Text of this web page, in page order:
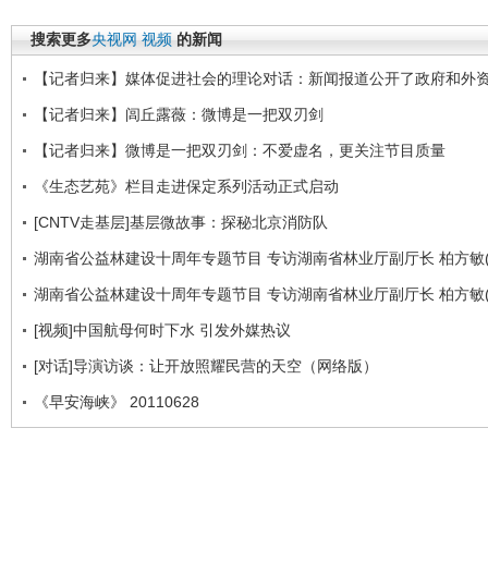
搜索更多央视网 视频 的新闻
【记者归来】媒体促进社会的理论对话：新闻报道公开了政府和外
【记者归来】闾丘露薇：微博是一把双刃剑
【记者归来】微博是一把双刃剑：不爱虚名，更关注节目质量
《生态艺苑》栏目走进保定系列活动正式启动
[CNTV走基层]基层微故事：探秘北京消防队
湖南省公益林建设十周年专题节目 专访湖南省林业厅副厅长 柏方
湖南省公益林建设十周年专题节目 专访湖南省林业厅副厅长 柏方
[视频]中国航母何时下水 引发外媒热议
[对话]导演访谈：让开放照耀民营的天空（网络版）
《早安海峡》 20110628